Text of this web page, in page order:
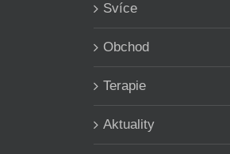
Svíce
Obchod
Terapie
Aktuality